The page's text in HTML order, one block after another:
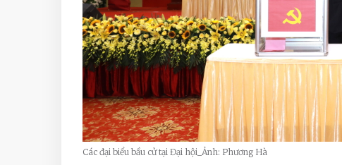
Các đại biểu bầu cử tại Đại hội_Ảnh: Phương Hà